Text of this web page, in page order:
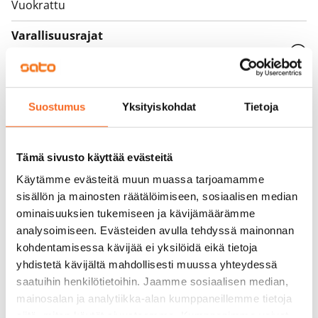
Suostumus Yksityiskohdat Tietoja
Tämä sivusto käyttää evästeitä
Käytämme evästeitä muun muassa tarjoamamme
sisällön ja mainosten räätälöimiseen, sosiaalisen median
ominaisuuksien tukemiseen ja kävijämäärämme
analysoimiseen. Evästeiden avulla tehdyssä mainonnan
kohdentamisessa kävijää ei yksilöidä eikä tietoja
yhdistetä kävijältä mahdollisesti muussa yhteydessä
saatuihin henkilötietoihin. Jaamme sosiaalisen median,
mainosalan ja analytiikka-alan kumppaneillemme tietoja
Vuokrattu
Varallisuusrajat
Vuokra
Vuokravakuus
0 €, (yrityksille min. 1 kk vuokra)
Kotivakuutus
Pakollinen, ei sisälly vuokraan
Vesimaksu
Kulutuksen mukaan
Sähkömaksu
Vuokralainen solmii itse sähkösopimuksen.
Laajakaista